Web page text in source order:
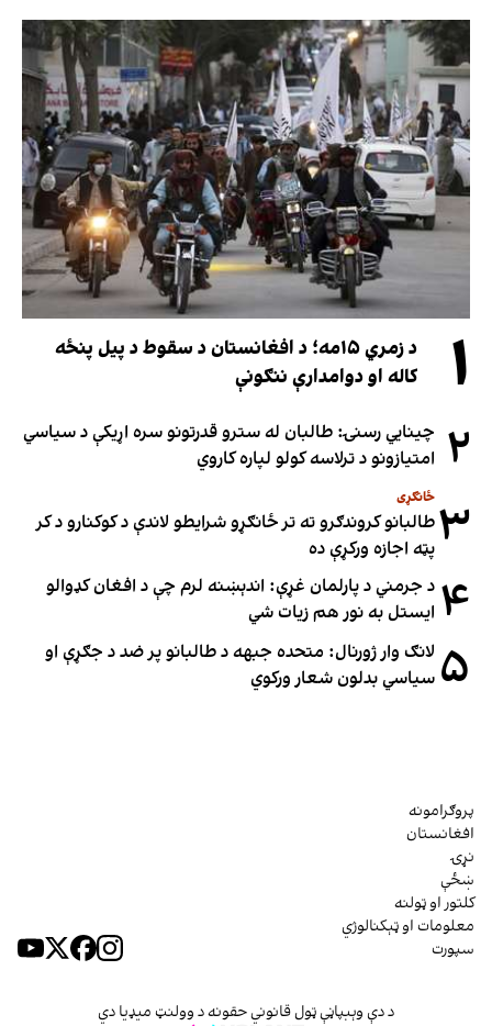
۱
د زمري ۱۵مه؛ د افغانستان د سقوط د پیل پنځه
کاله او دوامدارې ننګونې
۲ چینایي رسنۍ: طالبان له سترو قدرتونو سره اړیکې د سیاسي
امتیازونو د ترلاسه کولو لپاره کاروي
۳ ځانګړی
طالبانو کروندګرو ته تر ځانګړو شرایطو لاندې د کوکنارو د کر
پټه اجازه ورکړې ده
۴ د جرمني د پارلمان غړې: اندېښنه لرم چې د افغان کډوالو
ایستل به نور هم زیات شي
۵ لانګ وار ژورنال: متحده جبهه د طالبانو پر ضد د جګړې او
سیاسي بدلون شعار ورکوي
پروګرامونه
افغانستان
نړۍ
ښځې
کلتور او ټولنه
معلومات او ټېکنالوژي
سپورت
د دې وېبپاڼې ټول قانوني حقونه د وولنټ میډیا دي